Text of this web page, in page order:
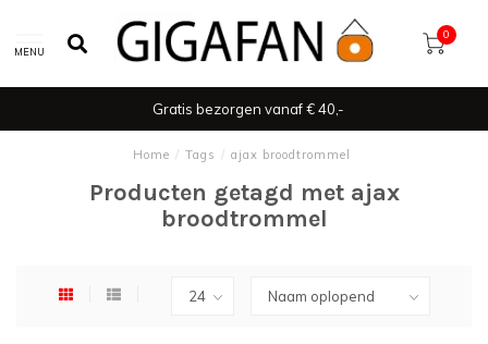
MENU
0
Gratis bezorgen vanaf € 40,-
Home / Tags / ajax broodtrommel
Producten getagd met ajax
broodtrommel